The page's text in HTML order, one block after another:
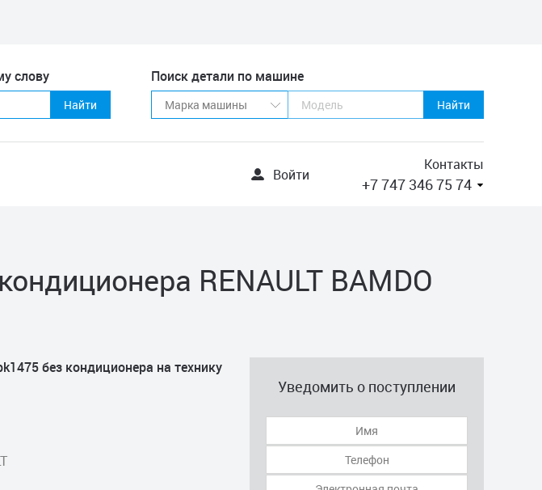
слову
Найти
Поиск детали по машине
Найти
Войти
Контакты
+7 747 346 75 74
RENAULT BAMDO
без кондиционера на технику
Уведомить о поступлении